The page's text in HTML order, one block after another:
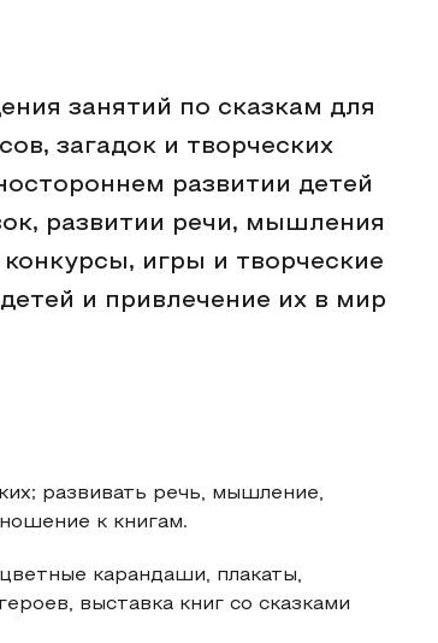
занятий по сказкам для
загадок и творческих
развитии детей
развитии речи, мышления
игры и творческие
и привлечение их в мир
развивать речь, мышление,
к книгам.
карандаши, плакаты,
выставка книг со сказками